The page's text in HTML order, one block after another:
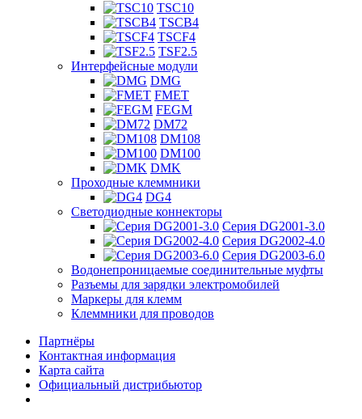
TSC10
TSCB4
TSCF4
TSF2.5
Интерфейсные модули
DMG
FMET
FEGM
DM72
DM108
DM100
DMK
Проходные клеммники
DG4
Светодиодные коннекторы
Серия DG2001-3.0
Серия DG2002-4.0
Серия DG2003-6.0
Водонепроницаемые соединительные муфты
Разъемы для зарядки электромобилей
Маркеры для клемм
Клеммники для проводов
Партнёры
Контактная информация
Карта сайта
Официальный дистрибьютор